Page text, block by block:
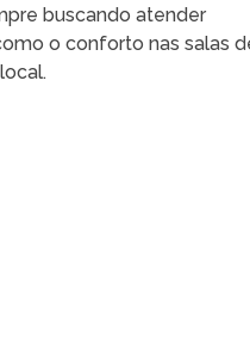
buscando atender
o conforto nas salas